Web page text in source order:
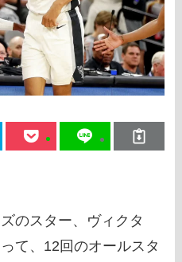
のスター、ヴィクタ
て、12回のオールスタ